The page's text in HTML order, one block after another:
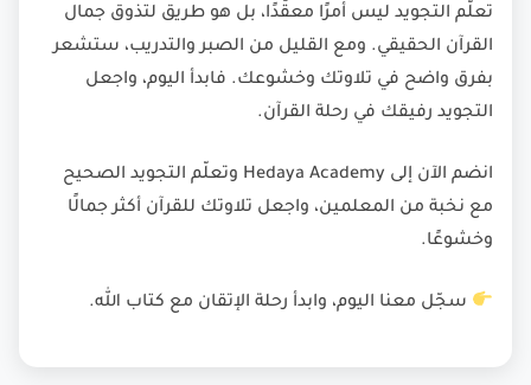
تعلّم التجويد ليس أمرًا معقّدًا، بل هو طريق لتذوق جمال
القرآن الحقيقي. ومع القليل من الصبر والتدريب، ستشعر
بفرق واضح في تلاوتك وخشوعك. فابدأ اليوم، واجعل
التجويد رفيقك في رحلة القرآن.
انضم الآن إلى Hedaya Academy
وتعلّم التجويد الصحيح
مع نخبة من المعلمين، واجعل تلاوتك للقرآن أكثر جمالًا
وخشوعًا.
سجّل معنا اليوم، وابدأ رحلة الإتقان مع كتاب الله.